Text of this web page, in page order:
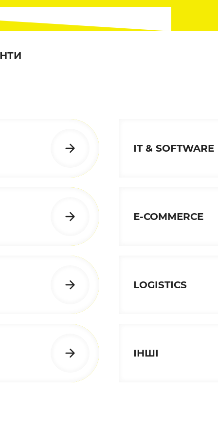
IT & SOFTWARE
E-COMMERCE
LOGISTICS
ІНШІ